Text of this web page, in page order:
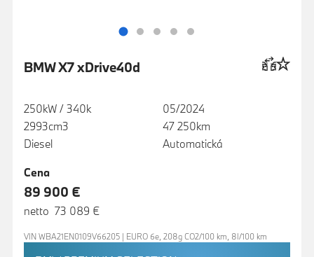
BMW X7 xDrive40d
250kW / 340k
2993cm3
Diesel
05/2024
47 250km
Automatická
Cena
89 900 €
netto 73 089 €
VIN WBA21EN0109V66205 | EURO 6e, 208g CO2/100 km, 8l/100 km